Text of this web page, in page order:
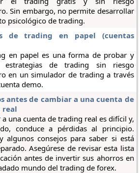
Sin embargo, no permite desarrollar
psicológico de trading.
de trading en papel (cuentas
en papel es una forma de probar y
estrategias de trading sin riesgo
en un simulador de trading a través
demo.
antes de cambiar a una cuenta de
a una cuenta de trading real es difícil y,
conduce a pérdidas al principio.
algunos consejos para saber si está
Asegúrese de revisar esta lista
antes de invertir sus ahorros en
mundo del trading de forex.